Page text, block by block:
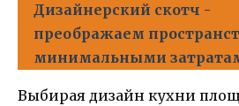
Дизайнерский скотч -
преображаем
минимальными
Выбирая дизайн кухни